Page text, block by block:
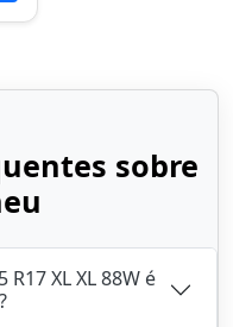
sobre
XL XL 88W é